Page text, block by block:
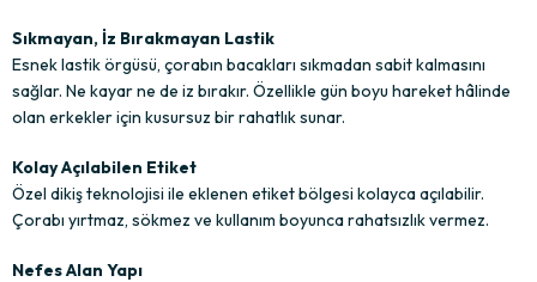
Sıkmayan, İz Bırakmayan Lastik
Esnek lastik örgüsü, çorabın bacakları sıkmadan sabit kalmasını
sağlar. Ne kayar ne de iz bırakır. Özellikle gün boyu hareket hâlinde
olan erkekler için kusursuz bir rahatlık sunar.
Kolay Açılabilen Etiket
Özel dikiş teknolojisi ile eklenen etiket bölgesi kolayca açılabilir.
Çorabı yırtmaz, sökmez ve kullanım boyunca rahatsızlık vermez.
Nefes Alan Yapı